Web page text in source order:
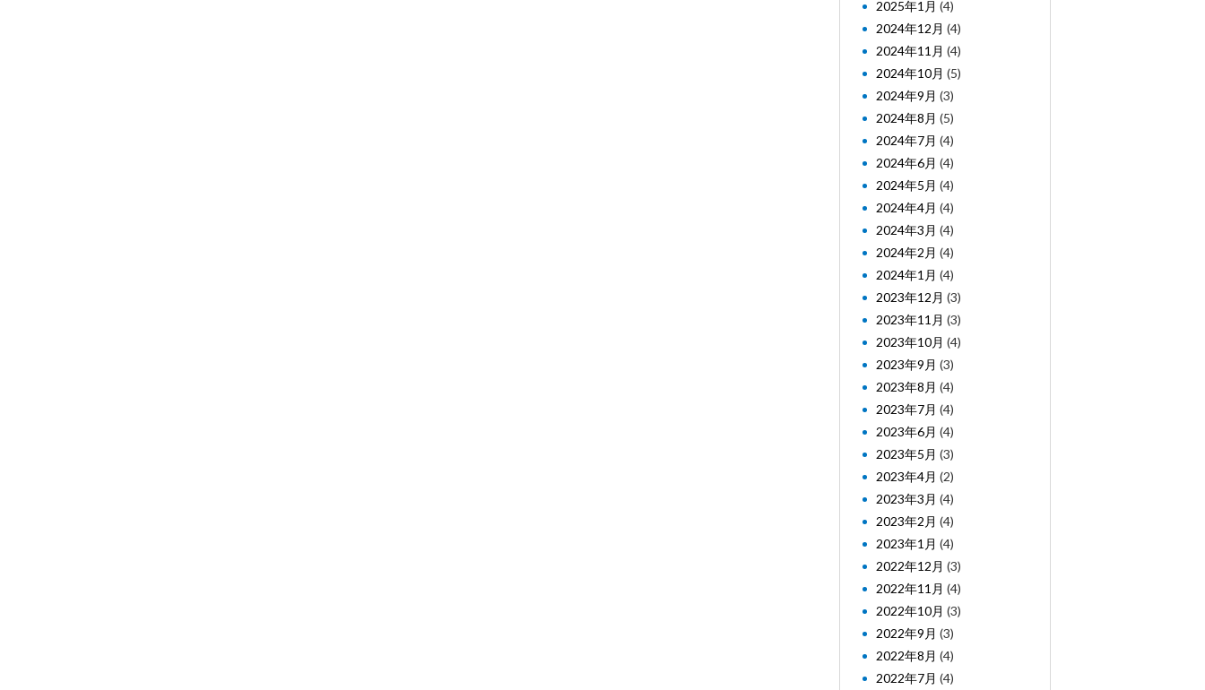
2025年1月 (4)
2024年12月 (4)
2024年11月 (4)
2024年10月 (5)
2024年9月 (3)
2024年8月 (5)
2024年7月 (4)
2024年6月 (4)
2024年5月 (4)
2024年4月 (4)
2024年3月 (4)
2024年2月 (4)
2024年1月 (4)
2023年12月 (3)
2023年11月 (3)
2023年10月 (4)
2023年9月 (3)
2023年8月 (4)
2023年7月 (4)
2023年6月 (4)
2023年5月 (3)
2023年4月 (2)
2023年3月 (4)
2023年2月 (4)
2023年1月 (4)
2022年12月 (3)
2022年11月 (4)
2022年10月 (3)
2022年9月 (3)
2022年8月 (4)
2022年7月 (4)